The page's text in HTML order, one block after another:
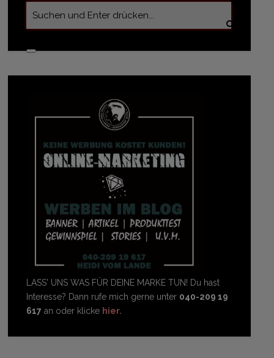
LASS' UNS WAS FÜR DEINE MARKE TUN! Du hast
Interesse? Dann rufe mich gerne unter 040-209 19
617 an oder klicke hier.